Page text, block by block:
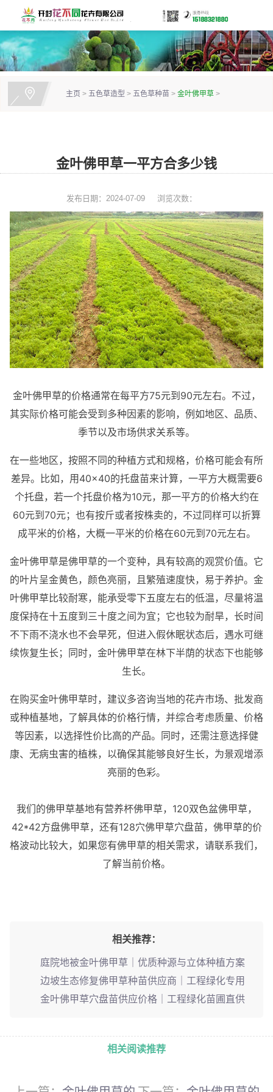
主页 > 五色草造型 > 五色草种苗 > 金叶佛甲草 >
金叶佛甲草一平方合多少钱
发布日期：2024-07-09 浏览次数：
金叶佛甲草的价格通常在每平方75元到90元左右。不过，
其实际价格可能会受到多种因素的影响，例如地区、品质、
季节以及市场供求关系等。
在一些地区，按照不同的种植方式和规格，价格可能会有所
差异。比如，用40×40的托盘苗来计算，一平方大概需要6
个托盘，若一个托盘价格为10元，那一平方的价格大约在
60元到70元；也有按斤或者按株卖的，不过同样可以折算
成平米的价格，大概一平米的价格在60元到70元左右。
金叶佛甲草是佛甲草的一个变种，具有较高的观赏价值。它
的叶片呈金黄色，颜色亮丽，且繁殖速度快，易于养护。金
叶佛甲草比较耐寒，能承受零下五度左右的低温，尽量将温
度保持在十五度到三十度之间为宜；它也较为耐旱，长时间
不下雨不浇水也不会旱死，但进入假休眠状态后，遇水可继
续恢复生长；同时，金叶佛甲草在林下半荫的状态下也能够
生长。
在购买金叶佛甲草时，建议多咨询当地的花卉市场、批发商
或种植基地，了解具体的价格行情，并综合考虑质量、价格
等因素，以选择性价比高的产品。同时，还需注意选择健
康、无病虫害的植株，以确保其能够良好生长，为景观增添
亮丽的色彩。
我们的佛甲草基地有营养杯佛甲草，120双色盆佛甲草，
42*42方盘佛甲草，还有128穴佛甲草穴盘苗，佛甲草的价
格波动比较大，如果您有佛甲草的相关需求，请联系我们，
了解当前价格。
相关推荐：
庭院地被金叶佛甲草｜优质种源与立体种植方案
边坡生态修复佛甲草种苗供应商｜工程绿化专用
金叶佛甲草穴盘苗供应价格｜工程绿化苗圃直供
相关阅读推荐